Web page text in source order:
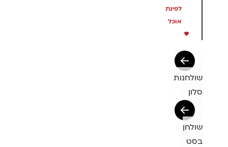
לפינת
אוכל
שולחנות
סלון
שולחן
בסט